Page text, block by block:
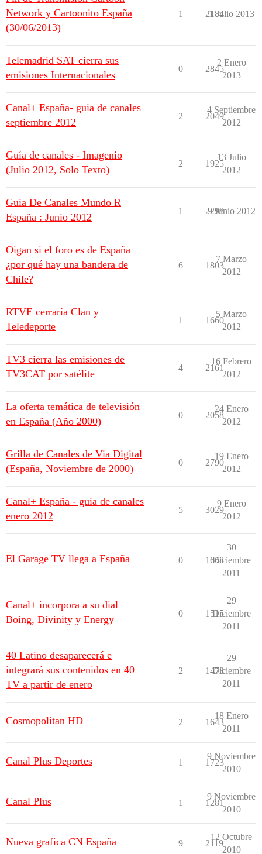
Network y Cartoonito España
(30/06/2013)
1 2184
1 Julio 2013
Telemadrid SAT cierra sus
emisiones Internacionales
0 2845
2 Enero
2013
Canal+ España- guia de canales
septiembre 2012
2 2049
4 Septiembre
2012
Guía de canales - Imagenio
(Julio 2012, Solo Texto)
2 1925
13 Julio
2012
Guia De Canales Mundo R
España : Junio 2012
1 2298
9 Junio 2012
Oigan si el foro es de España
¿por qué hay una bandera de
Chile?
6 1803
7 Marzo
2012
RTVE cerraría Clan y
Teledeporte
1 1660
5 Marzo
2012
TV3 cierra las emisiones de
TV3CAT por satélite
4 2161
16 Febrero
2012
La oferta temática de televisión
en España (Año 2000)
0 2058
24 Enero
2012
Grilla de Canales de Via Digital
(España, Noviembre de 2000)
0 2790
19 Enero
2012
Canal+ España - guia de canales
enero 2012
5 3029
9 Enero
2012
El Garage TV llega a España 0 1668
30
Diciembre
2011
Canal+ incorpora a su dial
Boing, Divinity y Energy
0 1515
29
Diciembre
2011
40 Latino desaparecerá e
integrará sus contenidos en 40
TV a partir de enero
2 1473
29
Diciembre
2011
Cosmopolitan HD 2 1643
18 Enero
2011
Canal Plus Deportes 1 1723
9 Noviembre
2010
Canal Plus 1 1281
9 Noviembre
2010
Nueva grafica CN España 9 2119
12 Octubre
2010